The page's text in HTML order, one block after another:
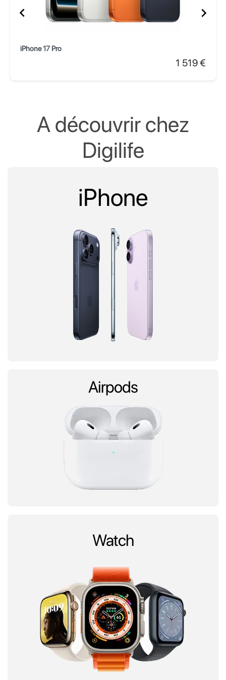

iPhone 17 Pro
Prix
1 519 €

A découvrir chez
Digilife
iPhone
Airpods
Watch